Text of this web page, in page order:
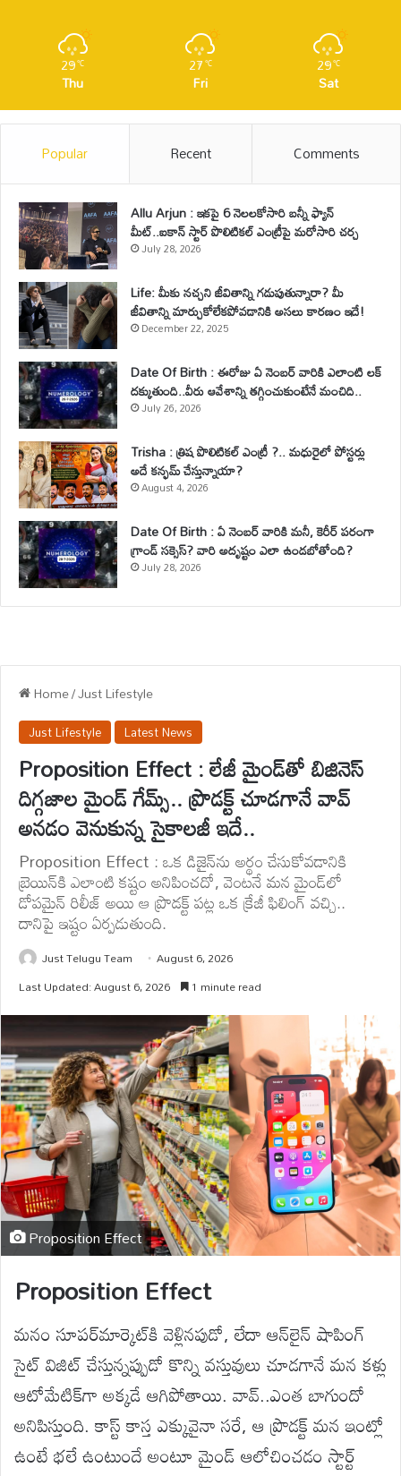
29℃
Thu
27℃
Fri
29℃
Sat
Popular Recent Comments
Allu Arjun : ఇకపై 6 నెలలకోసారి బన్నీ ఫ్యాన్
మీట్..ఐకాన్ స్టార్ పొలిటికల్ ఎంట్రీపై మరోసారి చర్చ
July 28, 2026
Life: మీకు నచ్చని జీవితాన్ని గడుపుతున్నారా? మీ
జీవితాన్ని మార్చుకోలేకపోవడానికి అసలు కారణం ఇదే!
December 22, 2025
Date Of Birth : ఈరోజు ఏ నెంబర్ వారికి ఎలాంటి లక్
దక్కుతుంది..వీరు ఆవేశాన్ని తగ్గించుకుంటేనే మంచిది..
July 26, 2026
Trisha : త్రిష పొలిటికల్ ఎంట్రీ ?.. మధురైలో పోస్టర్లు
అదే కన్ఫమ్ చేస్తున్నాయా?
August 4, 2026
Date Of Birth : ఏ నెంబర్ వారికి మనీ, కెరీర్ పరంగా
గ్రాండ్ సక్సెస్? వారి అదృష్టం ఎలా ఉండబోతోంది?
July 28, 2026